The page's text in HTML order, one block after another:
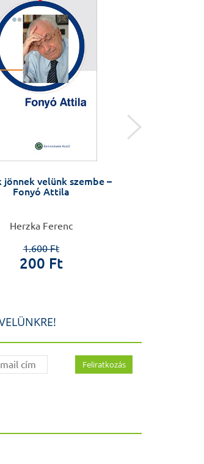
jönnek velünk szembe –
Fonyó Attila
Herzka Ferenc
1.600 Ft
200 Ft